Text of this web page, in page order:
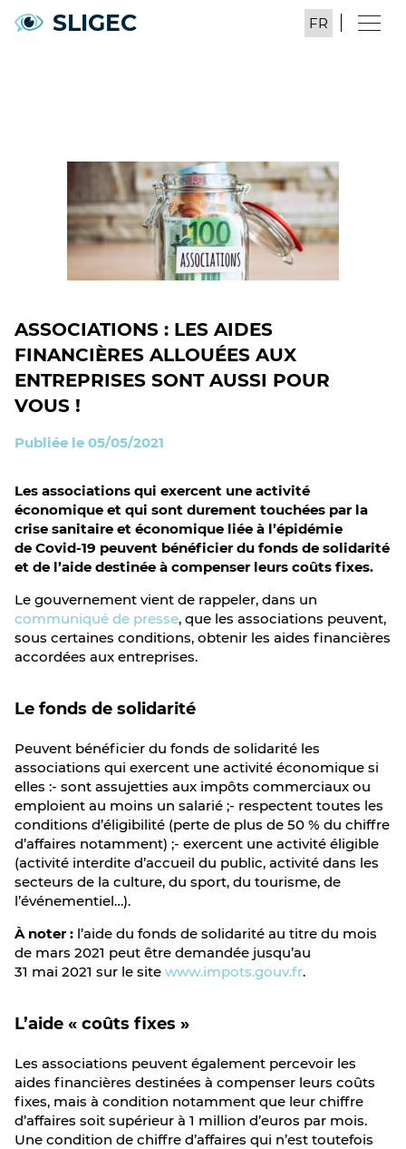
SLIGEC
ASSOCIATIONS : LES AIDES
FINANCIÈRES ALLOUÉES AUX
ENTREPRISES SONT AUSSI POUR
VOUS !
Publiée le 05/05/2021
Les associations qui exercent une activité
économique et qui sont durement touchées par la
crise sanitaire et économique liée à l’épidémie
de Covid-19 peuvent bénéficier du fonds de solidarité
et de l’aide destinée à compenser leurs coûts fixes.
Le gouvernement vient de rappeler, dans un
communiqué de presse, que les associations peuvent,
sous certaines conditions, obtenir les aides financières
accordées aux entreprises.
Le fonds de solidarité
Peuvent bénéficier du fonds de solidarité les
associations qui exercent une activité économique si
elles :- sont assujetties aux impôts commerciaux ou
emploient au moins un salarié ;- respectent toutes les
conditions d’éligibilité (perte de plus de 50 % du chiffre
d’affaires notamment) ;- exercent une activité éligible
(activité interdite d’accueil du public, activité dans les
secteurs de la culture, du sport, du tourisme, de
l’événementiel…).
À noter : l’aide du fonds de solidarité au titre du mois
de mars 2021 peut être demandée jusqu’au
31 mai 2021 sur le site www.impots.gouv.fr.
L’aide « coûts fixes »
Les associations peuvent également percevoir les
aides financières destinées à compenser leurs coûts
fixes, mais à condition notamment que leur chiffre
d’affaires soit supérieur à 1 million d’euros par mois.
Une condition de chiffre d’affaires qui n’est toutefois